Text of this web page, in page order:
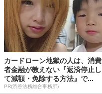
カードローン地獄の人は、消費
者金融が教えない『返済停止し
て減額・免除する方法』で...
PR(渋谷法務総合事務所)